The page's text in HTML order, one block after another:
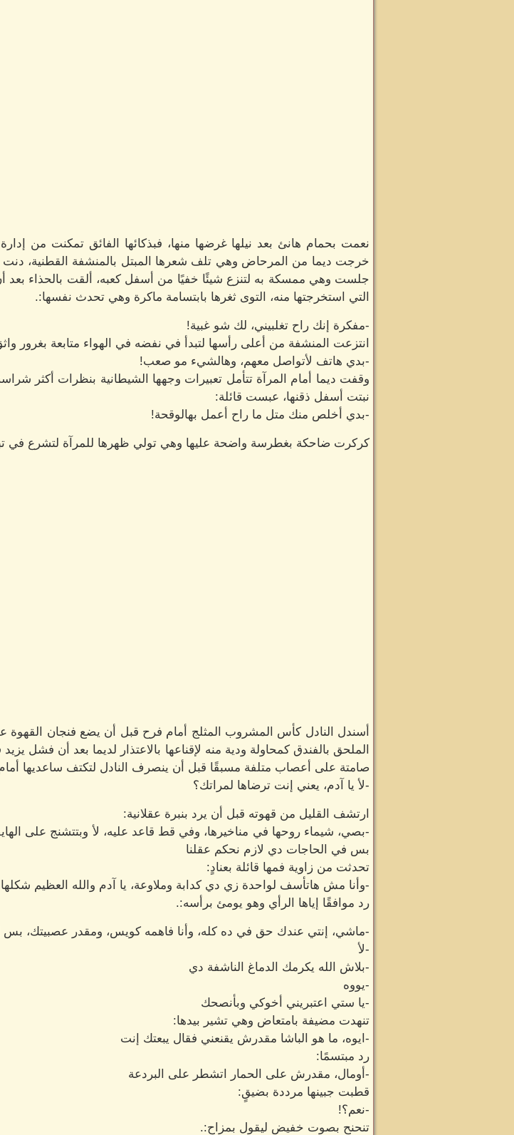
نعمت بحمام هانئ بعد نيلها غرضها منها، فبذكائها الفائق تمكنت من
خرجت ديما من المرحاض وهي تلف شعرها المبتل بالمنشفة القطنية، دنت
جلست وهي ممسكة به لتنزع شيئًا خفيًا من أسفل كعبه، ألقت بالحذاء بعد
التي استخرجتها منه، التوى ثغرها بابتسامة ماكرة وهي تحدث نفسها:.
-مفكرة إنك راح تغلبيني، لك شو غبية!
انتزعت المنشفة من أعلى رأسها لتبدأ في نفضه في الهواء متابعة بغرور
-بدي هاتف لأتواصل معهم، وهالشيء مو صعب!
وقفت ديما أمام المرآة تتأمل تعبيرات وجهها الشيطانية بنظرات أكثر
نبتت أسفل ذقنها، عبست قائلة:
-بدي أخلص منك متل ما راح أعمل بهالوقحة!
كركرت ضاحكة بغطرسة واضحة عليها وهي تولي ظهرها للمرآة لتشرع في
أسندل النادل كأس المشروب المثلج أمام فرح قبل أن يضع فنجان القهوة
الملحق بالفندق كمحاولة ودية منه لإقناعها بالاعتذار لديما بعد أن فشل
صامتة على أعصاب متلفة مسبقًا قبل أن ينصرف النادل لتكتف ساعديها
-لأ يا آدم، يعني إنت ترضاها لمراتك؟
ارتشف القليل من قهوته قبل أن يرد بنبرة عقلانية:
-بصي، شيماء روحها في مناخيرها، وفي قط قاعد عليه، لأ وبتتشنج على
بس في الحاجات دي لازم نحكم عقلنا
تحدثت من زاوية فمها قائلة بعنادٍ:
-وأنا مش هاتأسف لواحدة زي دي كدابة وملاوعة، يا آدم والله العظيم
رد موافقًا إياها الرأي وهو يومئ برأسه:.
-ماشي، إنتي عندك حق في ده كله، وأنا فاهمه كويس، ومقدر عصبيتك، بس
-لأ
-بلاش الله يكرمك الدماغ الناشفة دي
-يووه
-يا ستي اعتبريني أخوكي وبأنصحك
تنهدت مضيفة بامتعاض وهي تشير بيدها:
-ايوه، ما هو الباشا مقدرش يقنعني فقال يبعتك إنت
رد مبتسمًا:
-أومال، مقدرش على الحمار اتشطر على البردعة
قطبت جبينها مرددة بضيقٍ:
-نعم؟!
تنحنح بصوت خفيض ليقول بمزاحٍ:.